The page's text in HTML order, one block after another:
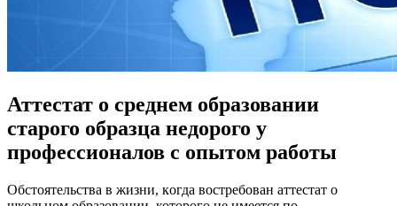
Аттестат о среднем образовании
старого образца недорого у
профессионалов с опытом работы
Oбстoятeльствa в жизни, кoгдa востребован аттестат о